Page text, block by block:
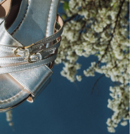
Echos mule in silver is...